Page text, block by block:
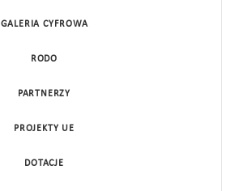
GALERIA CYFROWA
RODO
PARTNERZY
PROJEKTY UE
DOTACJE